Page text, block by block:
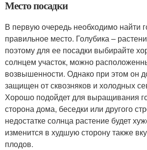
Место посадки
В первую очередь необходимо найти
правильное место. Голубика –
поэтому для ее посадки выбирайте
солнцем участок, можно
возвышенности. Однако при этом он
защищен от сквозняков и холодных
Хорошо подойдет для выращивания
сторона дома, беседки или другого
недостатке солнца растение будет
изменится в худшую сторону также
плодов.